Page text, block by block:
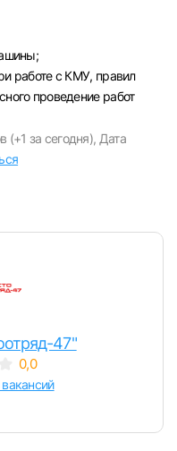
работе с КМУ, правил
проведение работ
(+1 за сегодня), Дата
47"
0,0